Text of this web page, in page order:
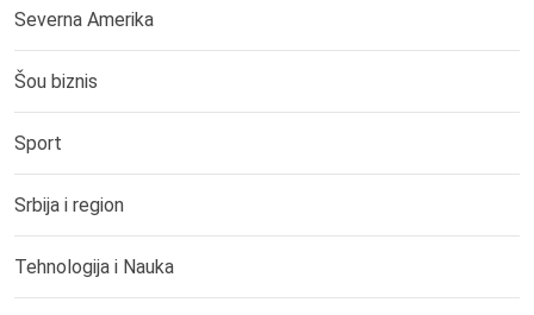
Severna Amerika
Šou biznis
Sport
Srbija i region
Tehnologija i Nauka